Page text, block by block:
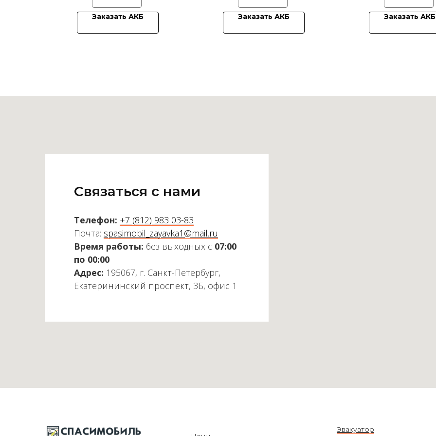
Заказать АКБ Заказать АКБ Заказать АКБ
Связаться с нами
Телефон: +7 (812) 983 03-83
Почта: spasimobil_zayavka1@mail.ru
Время работы: без выходных с 07:00
по 00:00
Адрес: 195067, г. Санкт-Петербург,
Екатерининский проспект, 3Б, офис 1
Эвакуатор